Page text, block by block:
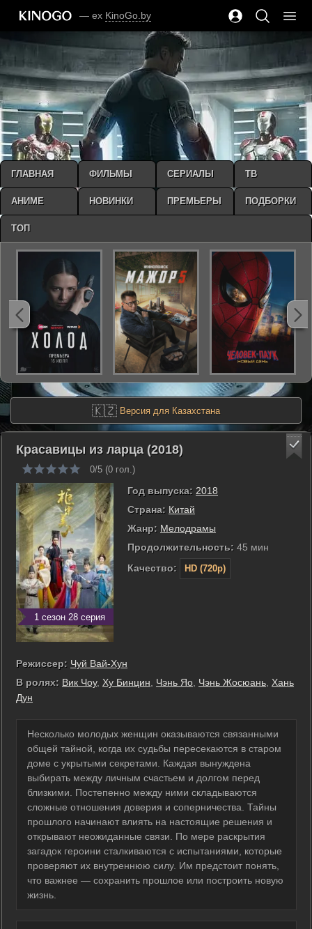
— ex KinoGo.by
🇰🇿 Версия для Казахстана
Красавицы из ларца (2018)
0/5 (0 гол.)
1 сезон 28 серия
Год выпуска: 2018
Страна: Китай
Жанр: Мелодрамы
Продолжительность: 45 мин
Качество:
HD (720p)
Режиссер: Чуй Вай-Хун
В ролях: Вик Чоу, Ху Бинцин, Чэнь Яо, Чэнь Жосюань, Хань
Дун
Несколько молодых женщин оказываются связанными
общей тайной, когда их судьбы пересекаются в старом
доме с укрытыми секретами. Каждая вынуждена
выбирать между личным счастьем и долгом перед
близкими. Постепенно между ними складываются
сложные отношения доверия и соперничества. Тайны
прошлого начинают влиять на настоящие решения и
открывают неожиданные связи. По мере раскрытия
загадок героини сталкиваются с испытаниями, которые
проверяют их внутреннюю силу. Им предстоит понять,
что важнее — сохранить прошлое или построить новую
жизнь.
ГЛАВНАЯ ФИЛЬМЫ СЕРИАЛЫ ТВ
АНИМЕ НОВИНКИ ПРЕМЬЕРЫ ПОДБОРКИ
ТОП